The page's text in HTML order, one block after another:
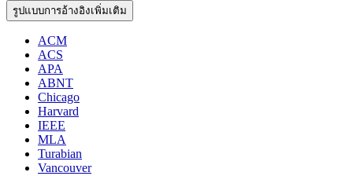
รูปแบบการอ้างอิงเพิ่มเติม
ACM
ACS
APA
ABNT
Chicago
Harvard
IEEE
MLA
Turabian
Vancouver